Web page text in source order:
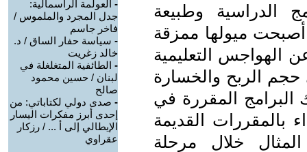
الدراسية وطبيعة
ميولها ممزقة
الهواجس التعليمية
حجم الربح والخسارة
البرامج المقررة في
بالمقررات القديمة
خلال مرحلة
- العولمة الرأسمالية:
جدل المجرد والملموس /
فاخر جاسم
- سياسة حفار الساق / د.
خالد زغريت
- الطائفية المتغلغلة في
لبنان / حسين محمود
صالح
- صدى دولي لكتاباتي: من
إحدى أبرز مفكرات اليسار
الإيطالي إلى أ ... / رزكار
عقراوي